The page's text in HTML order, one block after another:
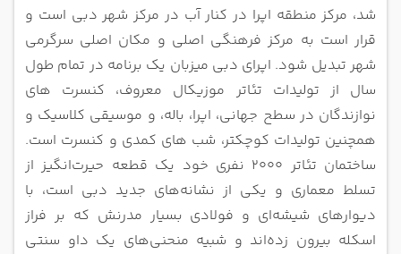
شد، مرکز منطقه اپرا در کنار آب در مرکز شهر دبی است و
قرار است به مرکز فرهنگی اصلی و مکان اصلی سرگرمی
شهر تبدیل شود. اپرای دبی میزبان یک برنامه در تمام طول
سال از تولیدات تئاتر موزیکال معروف، کنسرت های
نوازندگان در سطح جهانی، اپرا، باله، و موسیقی کلاسیک و
همچنین تولیدات کوچکتر، شب های کمدی و کنسرت است.
ساختمان تئاتر 2000 نفری خود یک قطعه حیرت‌انگیز از
تسلط معماری و یکی از نشانه‌های جدید دبی است، با
دیوارهای شیشه‌ای و فولادی بسیار مدرنش که بر فراز
اسکله بیرون زده‌اند و شبیه منحنی‌های یک داو سنتی